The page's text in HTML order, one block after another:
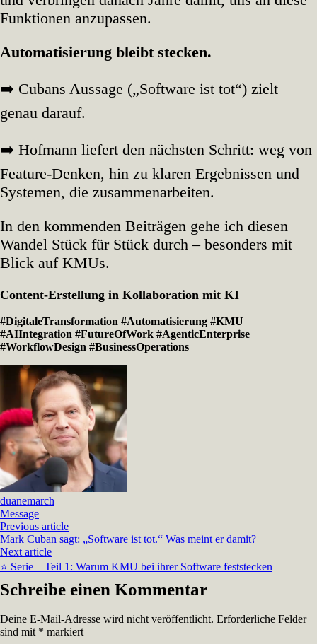
Funktionen anzupassen.
Automatisierung bleibt stecken.
➡️ Cubans Aussage („Software ist tot“) zielt
genau darauf.
➡️ Hofmann liefert den nächsten Schritt: weg von
Feature‑Denken, hin zu klaren Ergebnissen und
Systemen, die zusammenarbeiten.
In den kommenden Beiträgen gehe ich diesen
Wandel Stück für Stück durch – besonders mit
Blick auf KMUs.
Content-Erstellung in Kollaboration mit KI
#DigitaleTransformation #Automatisierung #KMU
#AIIntegration #FutureOfWork #AgenticEnterprise
#WorkflowDesign #BusinessOperations
duanemarch
Message
Previous article
Mark Cuban sagt: „Software ist tot.“ Was meint er damit?
Next article
⭐ Serie – Teil 1: Warum KMU bei ihrer Software feststecken
Schreibe einen Kommentar
Deine E-Mail-Adresse wird nicht veröffentlicht. Erforderliche Felder
sind mit * markiert